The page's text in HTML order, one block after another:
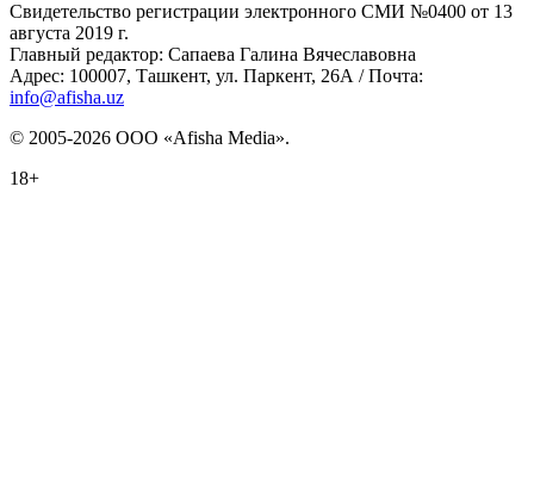
Свидетельство регистрации электронного СМИ №0400 от 13
августа 2019 г.
Главный редактор: Сапаева Галина Вячеславовна
Адрес: 100007, Ташкент, ул. Паркент, 26А / Почта:
info@afisha.uz
© 2005-2026 ООО «Afisha Media».
18+